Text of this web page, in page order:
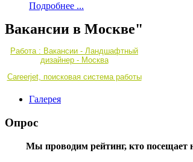
Подробнее ...
Вакансии в Москве"
Работа : Вакансии - Ландшафтный
дизайнер - Москва
Careerjet, поисковая система работы
Галерея
Опрос
Мы проводим рейтинг, кто посещает